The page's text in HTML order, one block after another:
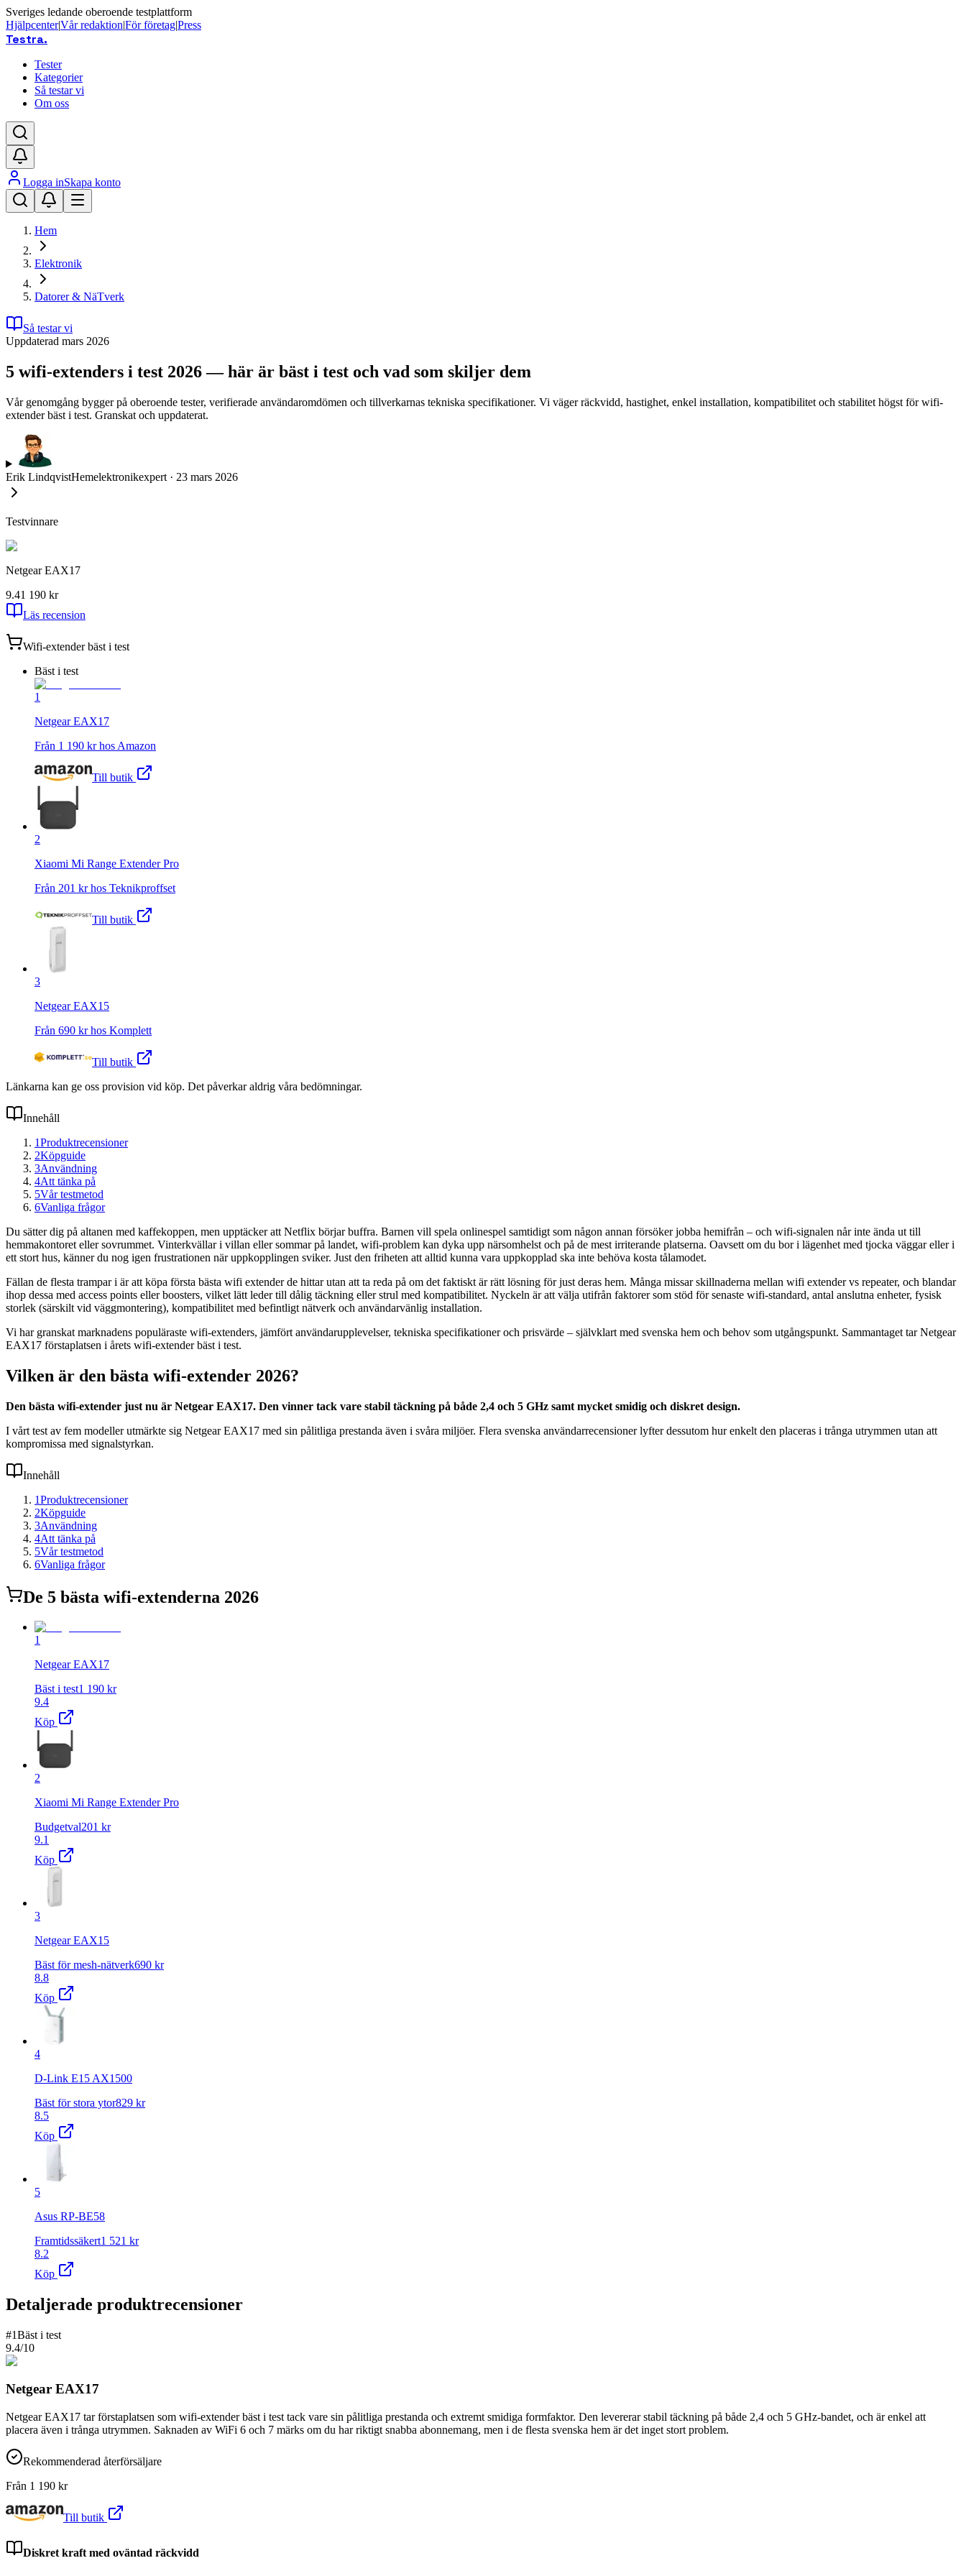
Sveriges ledande oberoende testplattform
Hjälpcenter|Vår redaktion|För företag|Press
Testra.
Tester
Kategorier
Så testar vi
Om oss
Logga inSkapa konto
Hem
Elektronik
Datorer & NäTverk
Så testar vi
Uppdaterad mars 2026
5 wifi-extenders i test 2026 — här är bäst i test och vad som skiljer dem
Vår genomgång bygger på oberoende tester, verifierade användaromdömen och tillverkarnas tekniska specifikationer. Vi väger räckvidd, hastighet, enkel installation, kompatibilitet och stabilitet högst för wifi-
extender bäst i test. Granskat och uppdaterat.
Erik LindqvistHemelektronikexpert · 23 mars 2026
Testvinnare
Netgear EAX17
9.41 190 kr
Läs recension
Wifi-extenderbäst i test
Bäst i test
1
Netgear EAX17
Från 1 190 kr hos Amazon
Till butik
2
Xiaomi Mi Range Extender Pro
Från 201 kr hos Teknikproffset
Till butik
3
Netgear EAX15
Från 690 kr hos Komplett
Till butik
Länkarna kan ge oss provision vid köp. Det påverkar aldrig våra bedömningar.
Innehåll
1Produktrecensioner
2Köpguide
3Användning
4Att tänka på
5Vår testmetod
6Vanliga frågor
Du sätter dig på altanen med kaffekoppen, men upptäcker att Netflix börjar buffra. Barnen vill spela onlinespel samtidigt som någon annan försöker jobba hemifrån – och wifi-signalen når inte ända ut till
hemmakontoret eller sovrummet. Vinterkvällar i villan eller sommar på landet, wifi-problem kan dyka upp närsomhelst och på de mest irriterande platserna. Oavsett om du bor i lägenhet med tjocka väggar eller i
ett stort hus, känner du nog igen frustrationen när uppkopplingen sviker. Just den friheten att alltid kunna vara uppkopplad ska inte behöva kosta tålamodet.
Fällan de flesta trampar i är att köpa första bästa wifi extender de hittar utan att ta reda på om det faktiskt är rätt lösning för just deras hem. Många missar skillnaderna mellan wifi extender vs repeater, och blandar
ihop dessa med access points eller boosters, vilket lätt leder till dålig täckning eller strul med kompatibilitet. Nyckeln är att välja utifrån faktorer som stöd för senaste wifi-standard, antal anslutna enheter, fysisk
storlek (särskilt vid väggmontering), kompatibilitet med befintligt nätverk och användarvänlig installation.
Vi har granskat marknadens populäraste wifi-extenders, jämfört användarupplevelser, tekniska specifikationer och prisvärde – självklart med svenska hem och behov som utgångspunkt. Sammantaget tar Netgear
EAX17 förstaplatsen i årets wifi-extender bäst i test.
Vilken är den bästa wifi-extender 2026?
Den bästa wifi-extender just nu är Netgear EAX17. Den vinner tack vare stabil täckning på både 2,4 och 5 GHz samt mycket smidig och diskret design.
I vårt test av fem modeller utmärkte sig Netgear EAX17 med sin pålitliga prestanda även i svåra miljöer. Flera svenska användarrecensioner lyfter dessutom hur enkelt den placeras i trånga utrymmen utan att
kompromissa med signalstyrkan.
Innehåll
1Produktrecensioner
2Köpguide
3Användning
4Att tänka på
5Vår testmetod
6Vanliga frågor
De 5 bästa wifi-extenderna 2026
1
Netgear EAX17
Bäst i test1 190 kr
9.4
Köp
2
Xiaomi Mi Range Extender Pro
Budgetval201 kr
9.1
Köp
3
Netgear EAX15
Bäst för mesh-nätverk690 kr
8.8
Köp
4
D-Link E15 AX1500
Bäst för stora ytor829 kr
8.5
Köp
5
Asus RP-BE58
Framtidssäkert1 521 kr
8.2
Köp
Detaljerade produktrecensioner
#1Bäst i test
9.4/10
Netgear EAX17
Netgear EAX17 tar förstaplatsen som wifi-extender bäst i test tack vare sin pålitliga prestanda och extremt smidiga formfaktor. Den levererar stabil täckning på både 2,4 och 5 GHz-bandet, och är enkel att
placera även i trånga utrymmen. Saknaden av WiFi 6 och 7 märks om du har riktigt snabba abonnemang, men i de flesta svenska hem är det inget stort problem.
Rekommenderad återförsäljare
Från 1 190 kr
Till butik
Diskret kraft med oväntad räckvidd